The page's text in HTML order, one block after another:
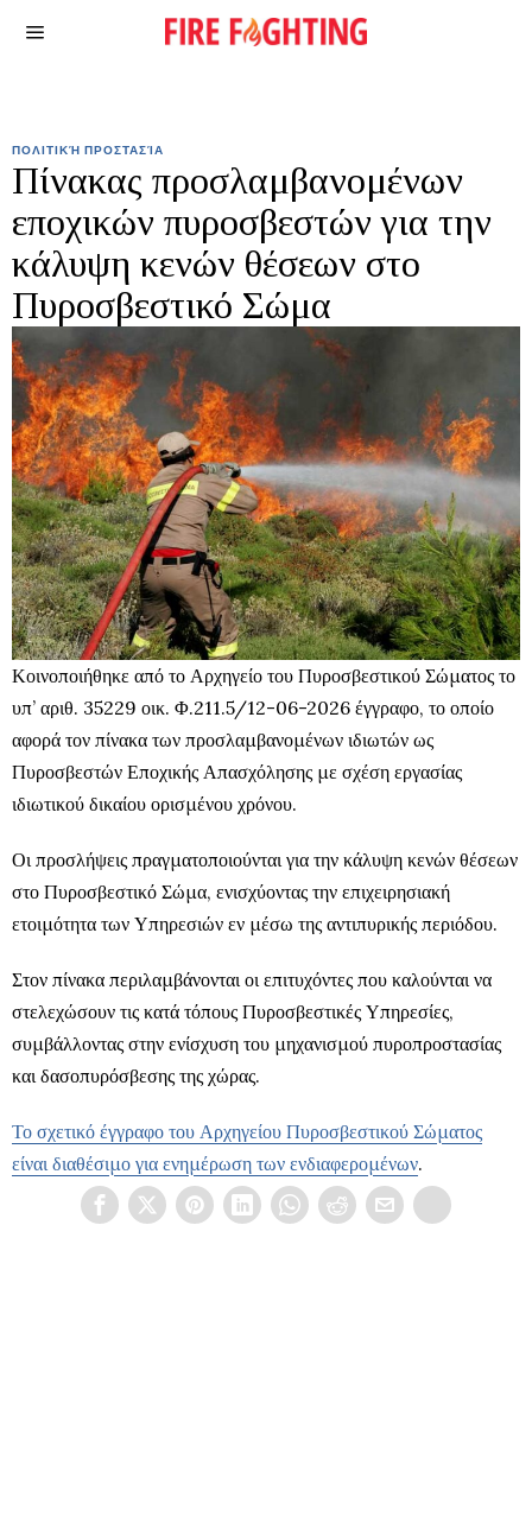
ΠΟΛΙΤΙΚΉ ΠΡΟΣΤΑΣΊΑ
Πίνακας προσλαμβανομένων
εποχικών πυροσβεστών για την
κάλυψη κενών θέσεων στο
Πυροσβεστικό Σώμα
Κοινοποιήθηκε από το Αρχηγείο του Πυροσβεστικού Σώματος το
υπ’ αριθ. 35229 οικ. Φ.211.5/12-06-2026 έγγραφο, το οποίο
αφορά τον πίνακα των προσλαμβανομένων ιδιωτών ως
Πυροσβεστών Εποχικής Απασχόλησης με σχέση εργασίας
ιδιωτικού δικαίου ορισμένου χρόνου.
Οι προσλήψεις πραγματοποιούνται για την κάλυψη κενών θέσεων
στο Πυροσβεστικό Σώμα, ενισχύοντας την επιχειρησιακή
ετοιμότητα των Υπηρεσιών εν μέσω της αντιπυρικής περιόδου.
Στον πίνακα περιλαμβάνονται οι επιτυχόντες που καλούνται να
στελεχώσουν τις κατά τόπους Πυροσβεστικές Υπηρεσίες,
συμβάλλοντας στην ενίσχυση του μηχανισμού πυροπροστασίας
και δασοπυρόσβεσης της χώρας.
Το σχετικό έγγραφο του Αρχηγείου Πυροσβεστικού Σώματος
είναι διαθέσιμο για ενημέρωση των ενδιαφερομένων.